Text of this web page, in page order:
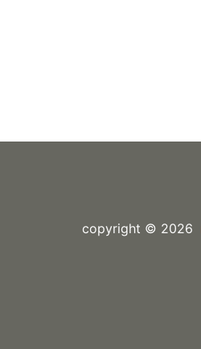
copyright © 2026